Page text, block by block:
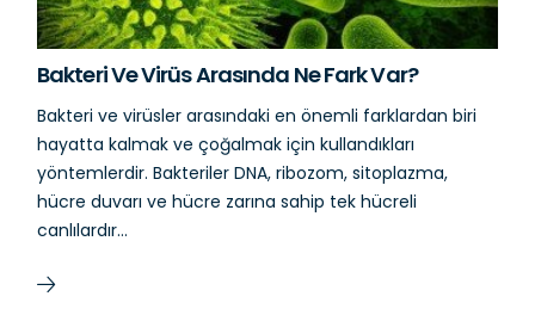
Bakteri Ve Virüs Arasında Ne Fark Var?
Bakteri ve virüsler arasındaki en önemli farklardan biri
hayatta kalmak ve çoğalmak için kullandıkları
yöntemlerdir. Bakteriler DNA, ribozom, sitoplazma,
hücre duvarı ve hücre zarına sahip tek hücreli
canlılardır...